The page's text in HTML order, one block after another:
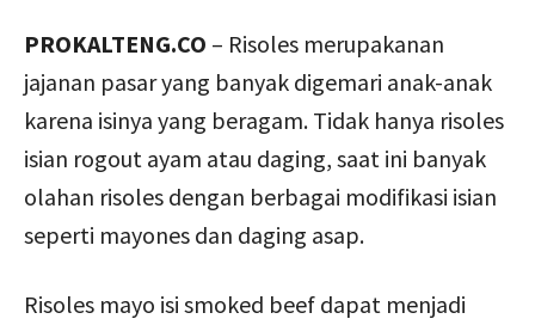
PROKALTENG.CO – Risoles merupakanan
jajanan pasar yang banyak digemari anak-anak
karena isinya yang beragam. Tidak hanya risoles
isian rogout ayam atau daging, saat ini banyak
olahan risoles dengan berbagai modifikasi isian
seperti mayones dan daging asap.
Risoles mayo isi smoked beef dapat menjadi